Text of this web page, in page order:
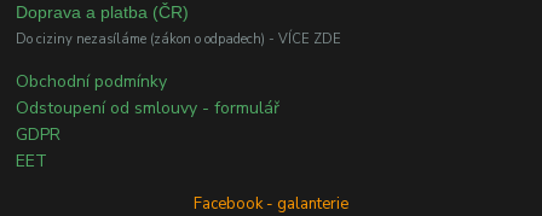
Doprava a platba (ČR)
Do ciziny nezasíláme (zákon o odpadech) - VÍCE ZDE
Obchodní podmínky
Odstoupení od smlouvy - formulář
GDPR
EET
Facebook - galanterie